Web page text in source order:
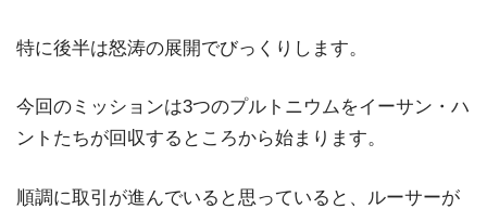
特に後半は怒涛の展開でびっくりします。
今回のミッションは3つのプルトニウムをイーサン・ハ
ントたちが回収するところから始まります。
順調に取引が進んでいると思っていると、ルーサーが